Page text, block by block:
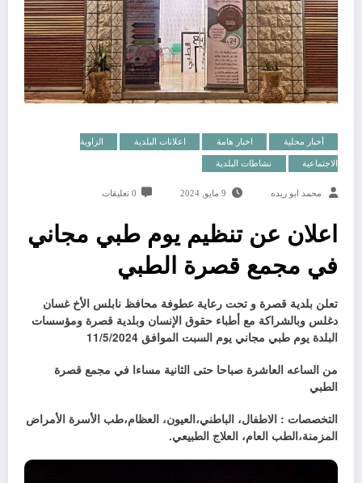
أخبار محلية اخبار هامة اعلانات البلدية الزاوية
الاجتماعية نشاطات البلدية
محمد ابو ريده 9 مايو, 2024 0 تعليقات
اعلان عن تنظيم يوم طبي مجاني
في مجمع قصرة الطبي
تعلن بلدية قصرة و تحت رعاية عطوفة محافظ نابلس الأخ غسان
دغلس وبالشراكة مع أطباء حقوق الإنسان وبلدية قصرة ومؤسسات
البلدة يوم طبي مجاني يوم السبت الموافق 11/5/2024
من الساعه العاشرة صباحا حتى الثانية مساءا في مجمع قصرة
الطبي
التخصصات : الاطفال، الباطني،العيون، العظام،طب الأسرة الأمراض
المزمنة،الطب العام، العلاج الطبيعي.